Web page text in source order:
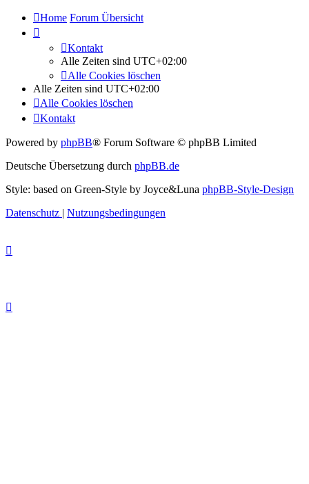
Home Forum Übersicht
Kontakt
Alle Zeiten sind UTC+02:00
Alle Cookies löschen
Alle Zeiten sind UTC+02:00
Alle Cookies löschen
Kontakt
Powered by phpBB® Forum Software © phpBB Limited
Deutsche Übersetzung durch phpBB.de
Style: based on Green-Style by Joyce&Luna phpBB-Style-Design
Datenschutz | Nutzungsbedingungen